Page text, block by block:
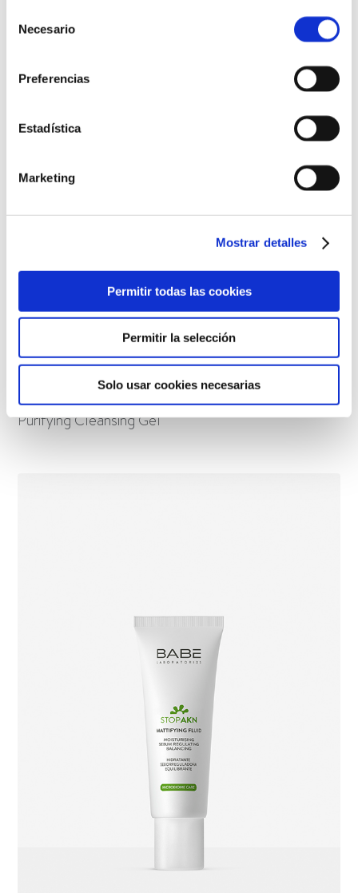
Más información
Necesario
Preferencias
Estadística
Marketing
Mostrar detalles
Permitir todas las cookies
Permitir la selección
Solo usar cookies necesarias
Purifying Cleansing Gel